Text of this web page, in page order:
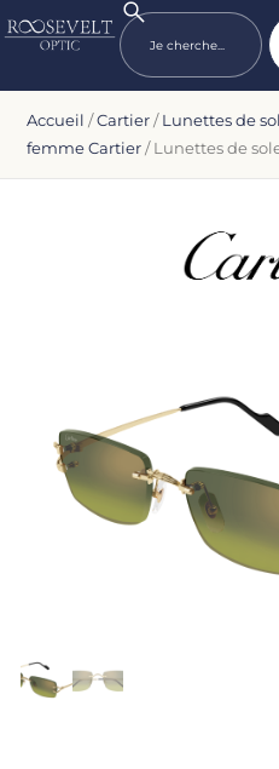
Accueil /Cartier/Lunettes de
femme Cartier/ Lunettes de